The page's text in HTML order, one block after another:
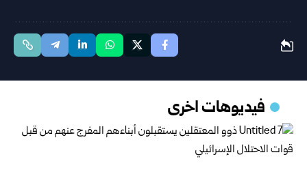
فيديوهات اخرى